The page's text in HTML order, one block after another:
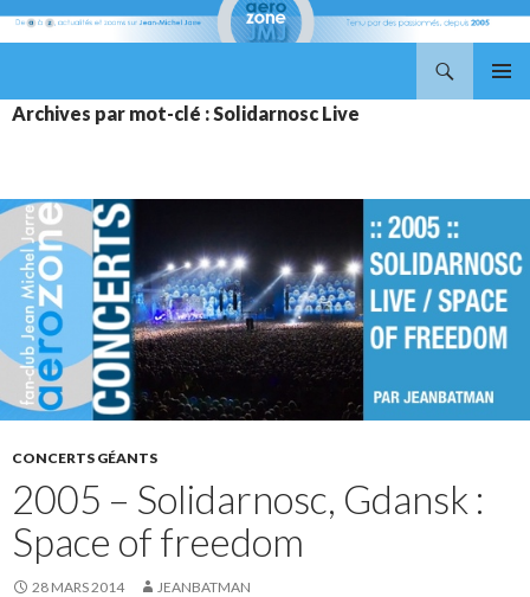
AU
Archives par mot-clé : Solidarnosc Live
CONCERTS GÉANTS
2005 – Solidarnosc, Gdansk :
Space of freedom
28 MARS 2014 JEANBATMAN